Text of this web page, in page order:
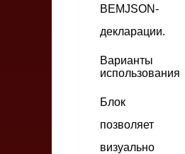
BEMJSON-
декларации.
Варианты
использования
Блок
позволяет
визуально